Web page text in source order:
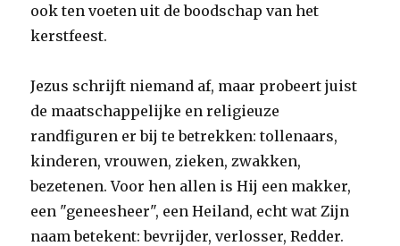
ook ten voeten uit de boodschap van het
kerstfeest.
Jezus schrijft niemand af, maar probeert juist
de maatschappelijke en religieuze
randfiguren er bij te betrekken: tollenaars,
kinderen, vrouwen, zieken, zwakken,
bezetenen. Voor hen allen is Hij een makker,
een "geneesheer", een Heiland, echt wat Zijn
naam betekent: bevrijder, verlosser, Redder.